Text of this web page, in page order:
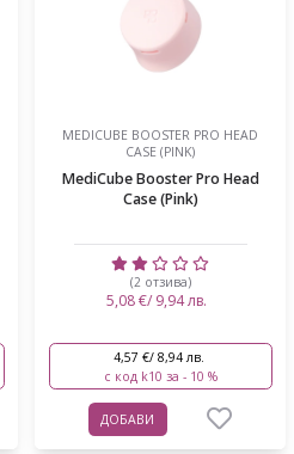
MEDICUBE BOOSTER PRO HEAD
CASE (PINK)
MediCube Booster Pro Head
Case (Pink)
(2 отзива)
5,08 €/ 9,94 лв.
4,57 €/ 8,94 лв.
с код k10 за - 10 %
ДОБАВИ